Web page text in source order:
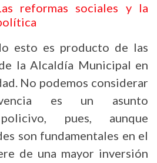
reformas sociales y la
esto es producto de las
la Alcaldía Municipal en
No podemos considerar
es un asunto
policivo, pues, aunque
son fundamentales en el
de una mayor inversión